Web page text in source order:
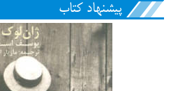
پیشنهاد کتاب